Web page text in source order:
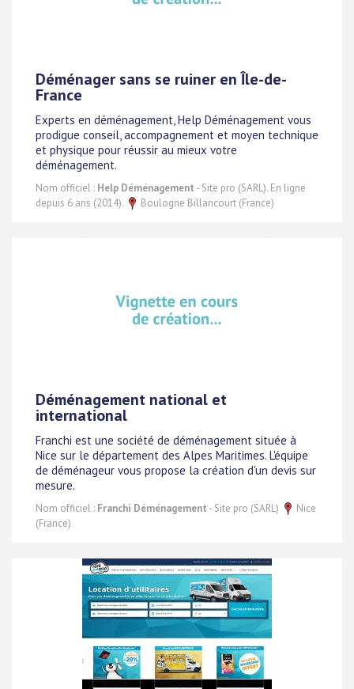
Déménager sans se ruiner en Île-de-
France
Experts en déménagement, Help Déménagement vous
prodigue conseil, accompagnement et moyen technique
et physique pour réussir au mieux votre
déménagement.
Nom officiel : Help Déménagement - Site pro (SARL). En ligne
depuis 6 ans (2014).
Boulogne Billancourt (France)
Déménagement national et
international
Franchi est une société de déménagement située à
Nice sur le département des Alpes Maritimes. L'équipe
de déménageur vous propose la création d'un devis sur
mesure.
Nom officiel : Franchi Déménagement - Site pro (SARL)
Nice
(France)